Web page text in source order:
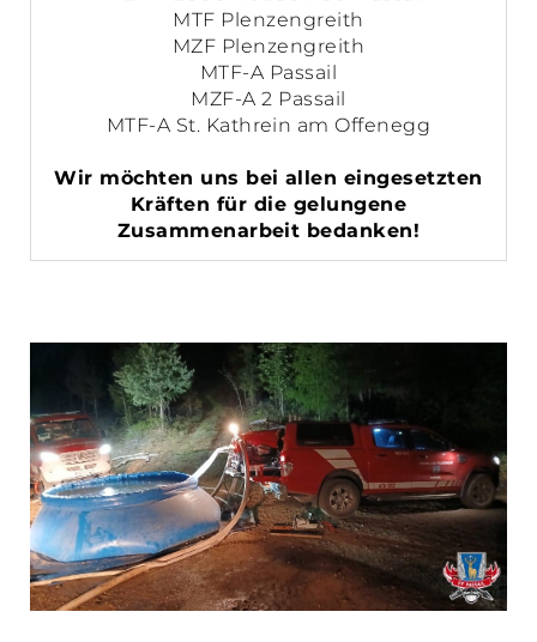
MTF Plenzengreith
MZF Plenzengreith
MTF-A Passail
MZF-A 2 Passail
MTF-A St. Kathrein am Offenegg
Wir möchten uns bei allen eingesetzten
Kräften für die gelungene
Zusammenarbeit bedanken!